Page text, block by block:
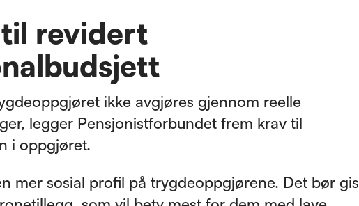
revidert
ikke avgjøres gjennom reelle
legger Pensjonistforbundet frem krav til
i oppgjøret.
mer sosial profil på trygdeoppgjørene. Det bør gis